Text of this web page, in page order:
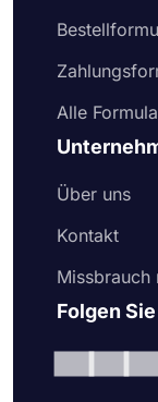
Alle
Über uns
Kontakt
Missbrauch
Folgen